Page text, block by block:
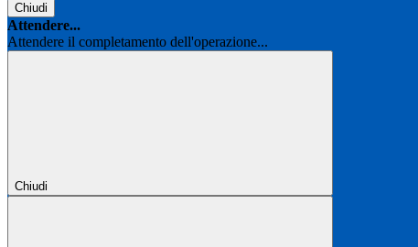
Chiudi
Attendere...
Attendere il completamento dell'operazione...
Chiudi